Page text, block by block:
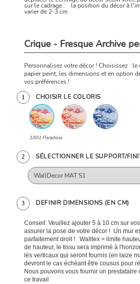
sur le cadrage : la position du décor à
varier de 2-3 cm.
Crique - Fresque Archive
Personnalisez votre décor ! Choisissez :
papier peint, les dimensions et en option
vos préférences !
1 CHOISIR LE COLORIS
1001 Paradisio
2 SÉLECTIONNER LE SUPPORT/
3 DEFINIR DIMENSIONS (EN CM)
Conseil: Veuillez ajouter 5 à 10 cm sur
assurer la pose de votre décor ! Un mur
parfaitement droit ! Walltex > limite
de hauteur, le tissu sera imprimé à
lés verticaux qui seront fournis (en laize
devront le cas échéant être cousus pour
Nous pouvons vous fournir un prestataire
ce travail